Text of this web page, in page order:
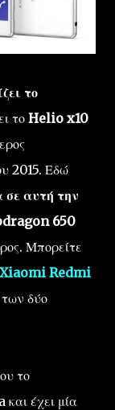
το
το Helio x10
2015. Εδώ
σε αυτή την
650
Μπορείτε
Redmi
δύο
το
έχει μία